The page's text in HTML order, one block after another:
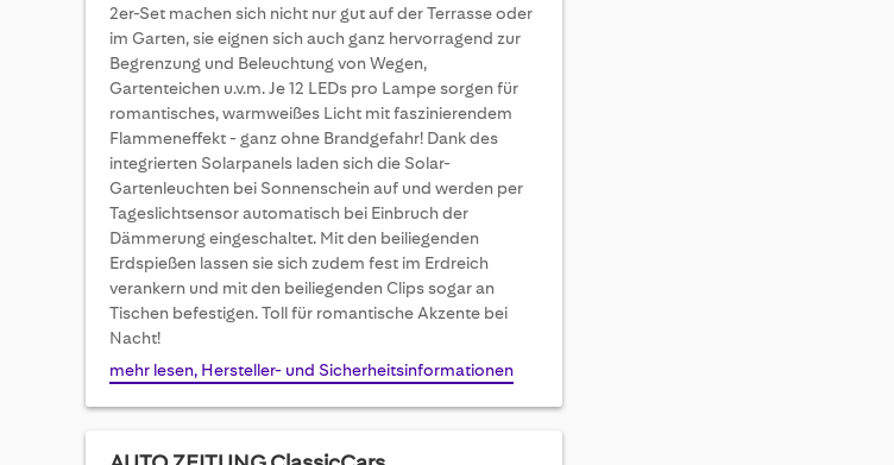
2er-Set machen sich nicht nur gut auf der Terrasse oder
im Garten, sie eignen sich auch ganz hervorragend zur
Begrenzung und Beleuchtung von Wegen,
Gartenteichen u.v.m. Je 12 LEDs pro Lampe sorgen für
romantisches, warmweißes Licht mit faszinierendem
Flammeneffekt - ganz ohne Brandgefahr! Dank des
integrierten Solarpanels laden sich die Solar-
Gartenleuchten bei Sonnenschein auf und werden per
Tageslichtsensor automatisch bei Einbruch der
Dämmerung eingeschaltet. Mit den beiliegenden
Erdspießen lassen sie sich zudem fest im Erdreich
verankern und mit den beiliegenden Clips sogar an
Tischen befestigen. Toll für romantische Akzente bei
Nacht!
mehr lesen, Hersteller- und Sicherheitsinformationen